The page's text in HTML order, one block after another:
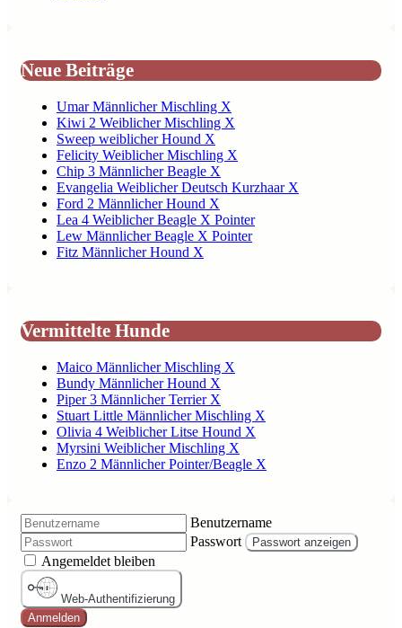
Neue Beiträge
Umar Männlicher Mischling X
Kiwi 2 Weiblicher Mischling X
Sweep weiblicher Hound X
Felicity Weiblicher Mischling X
Chip 3 Männlicher Beagle X
Evangelia Weiblicher Deutsch Kurzhaar X
Ford 2 Männlicher Hound X
Lea 4 Weiblicher Beagle X Pointer
Lew Männlicher Beagle X Pointer
Fitz Männlicher Hound X
Vermittelte Hunde
Maico Männlicher Mischling X
Bundy Männlicher Hound X
Piper 3 Männlicher Terrier X
Stuart Little Männlicher Mischling X
Olivia 4 Weiblicher Litse Hound X
Myrsini Weiblicher Mischling X
Enzo 2 Männlicher Pointer/Beagle X
Benutzername
Passwort
Passwort anzeigen
Angemeldet bleiben
Web-Authentifizierung
Anmelden